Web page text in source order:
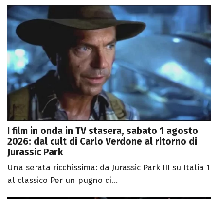
I film in onda in TV stasera, sabato 1 agosto
2026: dal cult di Carlo Verdone al ritorno di
Jurassic Park
Una serata ricchissima: da Jurassic Park III su Italia 1
al classico Per un pugno di...